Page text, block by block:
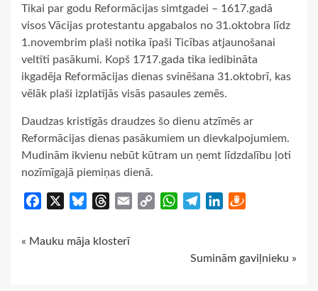
Tikai par godu Reformācijas simtgadei – 1617.gadā
visos Vācijas protestantu apgabalos no 31.oktobra līdz
1.novembrim plaši notika īpaši Ticības atjaunošanai
veltīti pasākumi. Kopš 1717.gada tika iedibināta
ikgadēja Reformācijas dienas svinēšana 31.oktobrī, kas
vēlāk plaši izplatījās visās pasaules zemēs.
Daudzas kristīgās draudzes šo dienu atzīmēs ar
Reformācijas dienas pasākumiem un dievkalpojumiem.
Mudinām ikvienu nebūt kūtram un ņemt līdzdalību ļoti
nozīmīgajā piemiņas dienā.
Facebook BlueskyThreads
Email
Copy
WhatsApp
TelegramLinkedIn
Continue
« Mauku māja klosterī
Suminām gaviļnieku »